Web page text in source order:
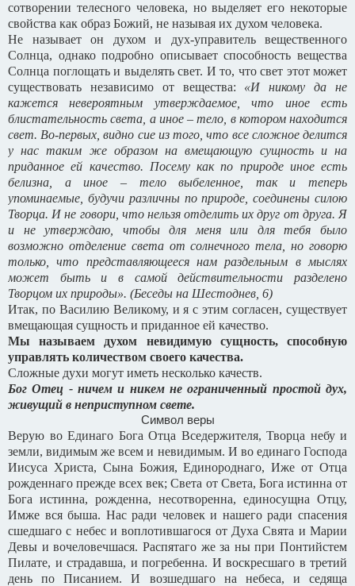
сотворении телесного человека, но выделяет его некоторые
свойства как образ Божий, не называя их духом человека.
Не называет он духом и дух-управитель вещественного
Солнца, однако подробно описывает способность вещества
Солнца поглощать и выделять свет. И то, что свет этот может
существовать независимо от вещества: «И никому да не
кажется невероятным утверждаемое, что иное есть
блистательность света, а иное – тело, в котором находится
свет. Во-первых, видно сие из того, что все сложное делится
у нас таким же образом на вмещающую сущность и на
приданное ей качество. Посему как по природе иное есть
белизна, а иное – тело выбеленное, так и теперь
упоминаемые, будучи различны по природе, соединены силою
Творца. И не говори, что нельзя отделить их друг от друга. Я
и не утверждаю, чтобы для меня или для тебя было
возможно отделение света от солнечного тела, но говорю
только, что представляющееся нам раздельным в мыслях
может быть и в самой действительности разделено
Творцом их природы». (Беседы на Шестоднев, 6)
Итак, по Василию Великому, и я с этим согласен, существует
вмещающая сущность и приданное ей качество.
Мы называем духом невидимую сущность, способную
управлять количеством своего качества.
Сложные духи могут иметь несколько качеств.
Бог Отец - ничем и никем не ограниченный простой дух,
живущий в неприступном свете.
Символ веры
Верую во Единаго Бога Отца Вседержителя, Творца небу и
земли, видимым же всем и невидимым. И во единаго Господа
Иисуса Христа, Сына Божия, Единороднаго, Иже от Отца
рожденнаго прежде всех век; Света от Света, Бога истинна от
Бога истинна, рожденна, несотворенна, единосущна Отцу,
Имже вся быша. Нас ради человек и нашего ради спасения
сшедшаго с небес и воплотившагося от Духа Свята и Марии
Девы и вочеловечшася. Распятаго же за ны при Понтийстем
Пилате, и страдавша, и погребенна. И воскресшаго в третий
день по Писанием. И возшедшаго на небеса, и седяща